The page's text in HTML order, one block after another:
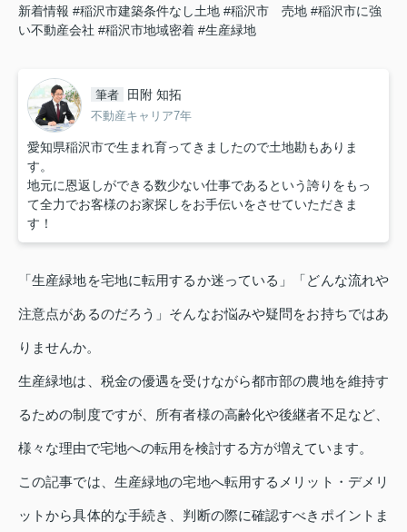
新着情報 #稲沢市建築条件なし土地 #稲沢市 売地 #稲沢市に強
い不動産会社 #稲沢市地域密着 #生産緑地
筆者 田附 知拓
不動産キャリア7年
愛知県稲沢市で生まれ育ってきましたので土地勘もありま
す。
地元に恩返しができる数少ない仕事であるという誇りをもっ
て全力でお客様のお家探しをお手伝いをさせていただきま
す！
「生産緑地を宅地に転用するか迷っている」「どんな流れや
注意点があるのだろう」そんなお悩みや疑問をお持ちではあ
りませんか。
生産緑地は、税金の優遇を受けながら都市部の農地を維持す
るための制度ですが、所有者様の高齢化や後継者不足など、
様々な理由で宅地への転用を検討する方が増えています。
この記事では、生産緑地の宅地へ転用するメリット・デメリ
ットから具体的な手続き、判断の際に確認すべきポイントま